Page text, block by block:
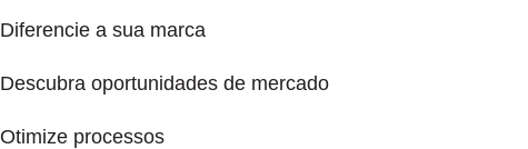
Diferencie a sua marca
Descubra oportunidades de mercado
Otimize processos